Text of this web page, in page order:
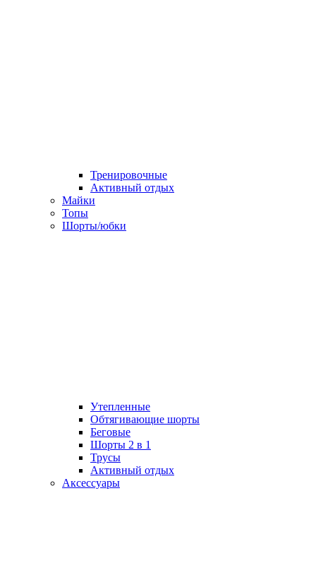
Тренировочные
Активный отдых
Майки
Топы
Шорты/юбки
Утепленные
Обтягивающие шорты
Беговые
Шорты 2 в 1
Трусы
Активный отдых
Аксессуары